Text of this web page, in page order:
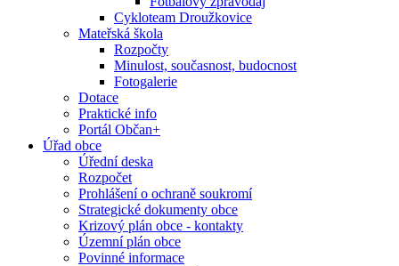
Cykloteam Droužkovice
Mateřská škola
Rozpočty
Minulost, současnost, budocnost
Fotogalerie
Dotace
Praktické info
Portál Občan+
Úřad obce
Úřední deska
Rozpočet
Prohlášení o ochraně soukromí
Strategické dokumenty obce
Krizový plán obce - kontakty
Územní plán obce
Povinné informace